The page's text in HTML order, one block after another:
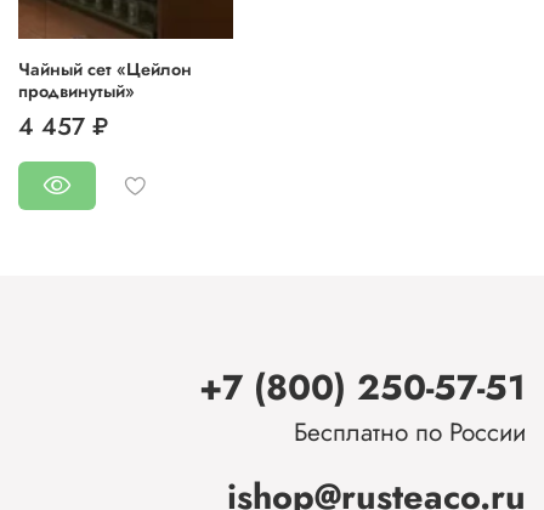
Чайный сет «Цейлон
продвинутый»
4 457 ₽
+7 (800) 250-57-51
Бесплатно по России
ishop@rusteaco.ru